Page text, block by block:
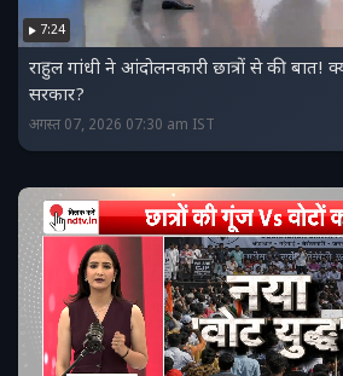
7:24
राहुल गांधी ने आंदोलनकारी छात्रों से की बात!
सरकार?
अगस्त 07, 2026 07:30 am IST